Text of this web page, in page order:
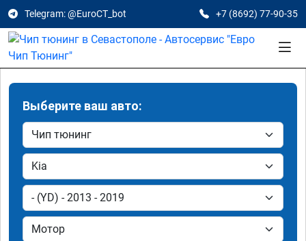
Telegram: @EuroCT_bot +7 (8692) 77-90-35
Выберите ваш авто: